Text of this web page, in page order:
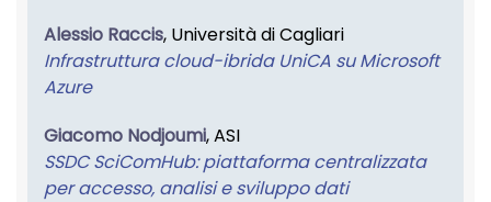
Alessio Raccis, Università di Cagliari
Infrastruttura cloud-ibrida UniCA su Microsoft
Azure
Giacomo Nodjoumi, ASI
SSDC SciComHub: piattaforma centralizzata
per accesso, analisi e sviluppo dati